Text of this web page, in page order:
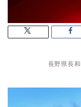
長野県長